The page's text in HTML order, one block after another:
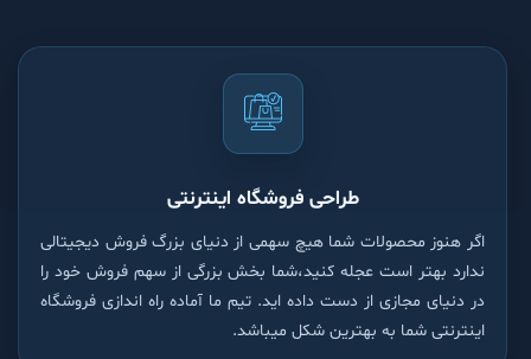
طراحی فروشگاه اینترنتی
اگر هنوز محصولات شما هیچ سهمی از دنیای بزرگ فروش دیجیتالی
ندارد بهتر است عجله کنید،شما بخش بزرگی از سهم فروش خود را
در دنیای مجازی از دست داده اید. تیم ما آماده راه اندازی فروشگاه
اینترنتی شما به بهترین شکل میباشد.